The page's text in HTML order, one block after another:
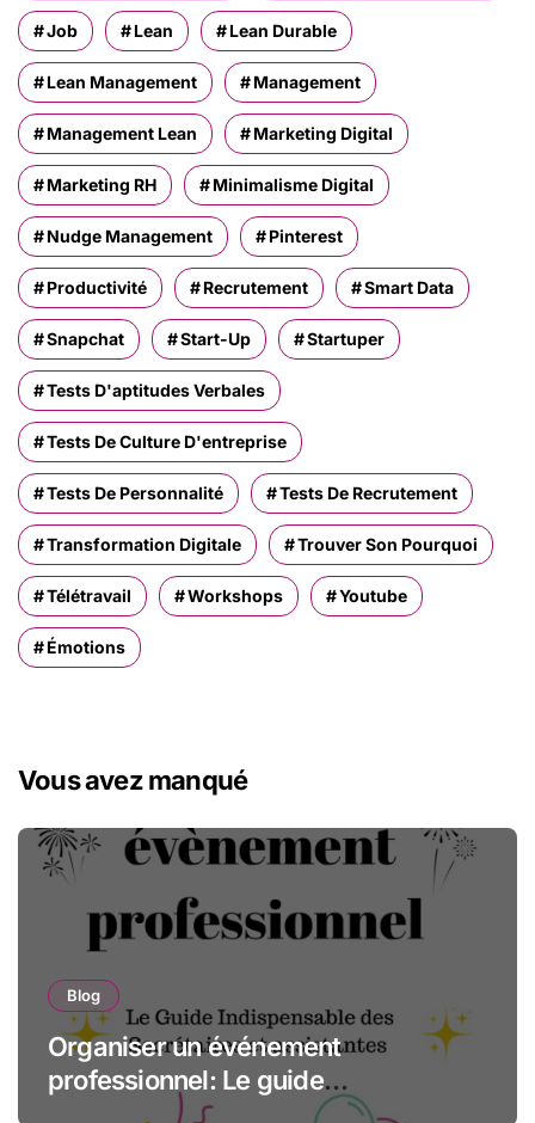
Job Lean Lean Durable
Lean Management Management
Management Lean Marketing Digital
Marketing RH Minimalisme Digital
Nudge Management Pinterest
Productivité Recrutement Smart Data
Snapchat Start-Up Startuper
Tests D'aptitudes Verbales
Tests De Culture D'entreprise
Tests De Personnalité Tests De Recrutement
Transformation Digitale Trouver Son Pourquoi
Télétravail Workshops Youtube
Émotions
Vous avez manqué
Blog
Organiser un événement
professionnel: Le guide
indispensable des assistantes et